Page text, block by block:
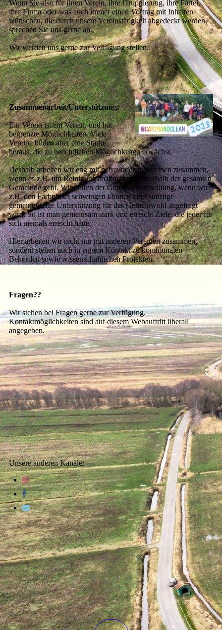
Wenn Sie also für ihren Verein, ihre Gruppierung, ihre Partei,
ihre Firma oder was auch immer einen Vortrag mit Inhalten
wünschen, die durch unsere Vereinstätigkeit abgedeckt werden,
sprechen Sie uns gerne an.
Wir werden uns gerne zur Verfügung stellen.
Zusammenarbeit/Unterstützung:
Ein Verein ist ein Verein, und hat
begrenzte Möglichkeiten. Viele
Vereine bilden aber eine Stärke
heraus, die zu beachtlichen Möglichkeiten erwächst.
Deshalb arbeiten wir eng mit befreundeten Vereinen zusammen,
wenn es z.B. um Reinigungsmaßnahmen innerhalb der gesamten
Gemeinde geht. Wir helfen der Gemeindeverwaltung, wenn wir
z.B. den Farbpinsel schwingen können oder sonstige
gemeinnützige Unterstützung für das Gemeinwohl angefragt
wird. So ist man gemeinsam stark und erreicht Ziele, die jeder für
sich niemals erreicht hätte.
Hier arbeiten wir nicht nur mit anderen Vereinen zusammen,
sondern stehen auch in engem Kontakt zu kommunalen
Behörden sowie wissenschaftlichen Projekten.
Fragen??
Wir stehen bei Fragen gerne zur Verfügung.
Kontaktmöglichkeiten sind auf diesem Webauftritt überall
angegeben.
Unsere anderen Kanäle: